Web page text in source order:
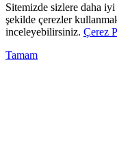
Sitemizde sizlere daha
şekilde çerezler
inceleyebilirsiniz. Çerez
Tamam